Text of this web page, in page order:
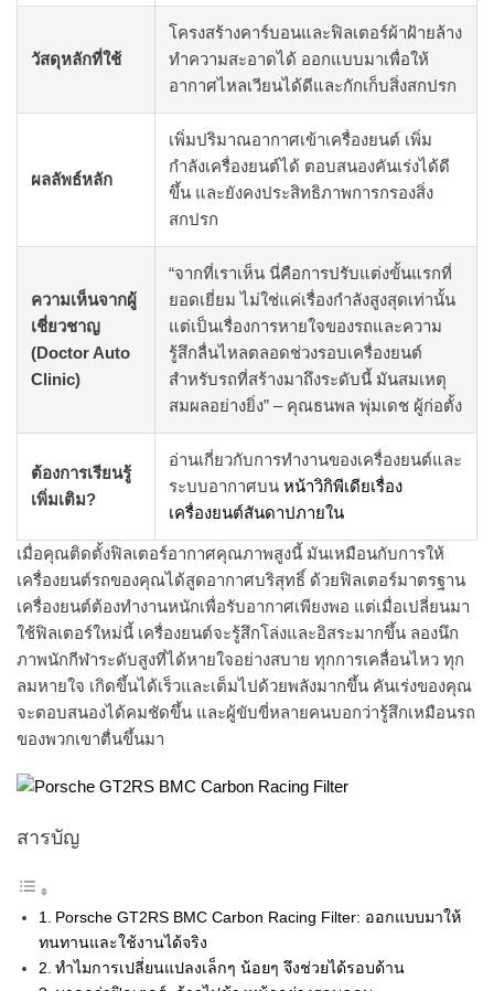
วัสดุหลักที่ใช้
โครงสร้างคาร์บอนและฟิลเตอร์ผ้าฝ้ายล้าง
ทำความสะอาดได้ ออกแบบมาเพื่อให้
อากาศไหลเวียนได้ดีและกักเก็บสิ่งสกปรก
ผลลัพธ์หลัก
เพิ่มปริมาณอากาศเข้าเครื่องยนต์ เพิ่ม
กำลังเครื่องยนต์ได้ ตอบสนองคันเร่งได้ดี
ขึ้น และยังคงประสิทธิภาพการกรองสิ่ง
สกปรก
ความเห็นจากผู้
เชี่ยวชาญ
(Doctor Auto
Clinic)
“จากที่เราเห็น นี่คือการปรับแต่งขั้นแรกที่
ยอดเยี่ยม ไม่ใช่แค่เรื่องกำลังสูงสุดเท่านั้น
แต่เป็นเรื่องการหายใจของรถและความ
รู้สึกลื่นไหลตลอดช่วงรอบเครื่องยนต์
สำหรับรถที่สร้างมาถึงระดับนี้ มันสมเหตุ
สมผลอย่างยิ่ง” – คุณธนพล พุ่มเดช ผู้ก่อตั้ง
ต้องการเรียนรู้
เพิ่มเติม?
อ่านเกี่ยวกับการทำงานของเครื่องยนต์และ
ระบบอากาศบน หน้าวิกิพีเดียเรื่อง
เครื่องยนต์สันดาปภายใน
เมื่อคุณติดตั้งฟิลเตอร์อากาศคุณภาพสูงนี้ มันเหมือนกับการให้
เครื่องยนต์รถของคุณได้สูดอากาศบริสุทธิ์ ด้วยฟิลเตอร์มาตรฐาน
เครื่องยนต์ต้องทำงานหนักเพื่อรับอากาศเพียงพอ แต่เมื่อเปลี่ยนมา
ใช้ฟิลเตอร์ใหม่นี้ เครื่องยนต์จะรู้สึกโล่งและอิสระมากขึ้น ลองนึก
ภาพนักกีฬาระดับสูงที่ได้หายใจอย่างสบาย ทุกการเคลื่อนไหว ทุก
ลมหายใจ เกิดขึ้นได้เร็วและเต็มไปด้วยพลังมากขึ้น คันเร่งของคุณ
จะตอบสนองได้คมชัดขึ้น และผู้ขับขี่หลายคนบอกว่ารู้สึกเหมือนรถ
ของพวกเขาตื่นขึ้นมา
สารบัญ
Porsche GT2RS BMC Carbon Racing Filter: ออกแบบมาให้
ทนทานและใช้งานได้จริง
ทำไมการเปลี่ยนแปลงเล็กๆ น้อยๆ จึงช่วยได้รอบด้าน